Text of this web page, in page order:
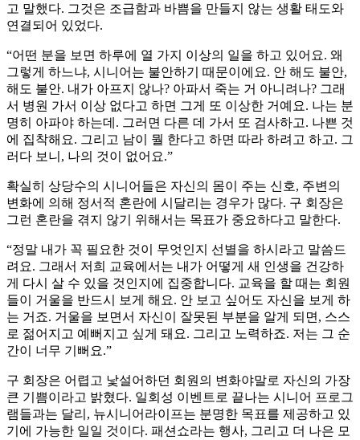
고 말했다. 그것은 조급함과 바쁨을 만들지 않는 생활 태도와
연결되어 있었다.
“어떤 분을 보면 하루에 열 가지 이상의 일을 하고 있어요. 왜
그렇게 하느냐, 시니어는 불안하기 때문이에요. 안 해도 불안,
해도 불안. 내가 아프지 않나? 아파서 죽는 거 아니려나? 그래
서 병원 가서 이상 없다고 하면 그게 또 이상한 거예요. 나는 분
명히 아파야 하는데. 그러면 다른 데 가서 또 검사하고. 나쁜 것
에 집착해요. 그리고 남이 뭘 한다고 하면 따라 하려고 하고. 그
러다 보니, 나의 것이 없어요.”
확실히 상당수의 시니어들은 자신의 몸이 주는 신호, 주변의
변화에 의해 정서적 혼란에 시달리는 경우가 많다. 구 회장은
그런 혼란을 겪지 않기 위해서는 목표가 중요하다고 말한다.
“정말 내가 꼭 필요한 것이 무엇인지 선별을 하시라고 말씀드
려요. 그래서 저희 교육에서는 내가 어떻게 새 인생을 건강하
게 다시 살 수 있을 것인지에 집중합니다. 교육을 할 때는 회원
들이 거울을 반드시 보게 해요. 안 보고 싶어도 자신을 보게 하
는 거죠. 거울을 보면서 자신이 잘못된 부분을 알게 되면, 스스
로 젊어지고 예뻐지고 싶게 돼요. 그리고 노력하죠. 저는 그 순
간이 너무 기뻐요.”
구 회장은 어렵고 낯설어하던 회원의 변화야말로 자신의 가장
큰 기쁨이라고 밝혔다. 일회성 이벤트로 끝나는 시니어 프로그
램들과는 달리, 뉴시니어라이프는 분명한 목표를 제공하고 있
기에 가능한 일일 것이다. 패션쇼라는 행사, 그리고 더 나은 모